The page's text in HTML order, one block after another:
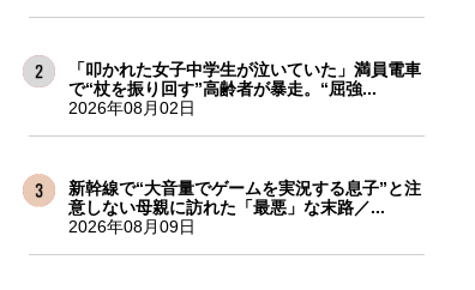
「叩かれた女子中学生が泣いていた」満員電車
で“杖を振り回す”高齢者が暴走。“屈強...
2026年08月02日
新幹線で“大音量でゲームを実況する息子”と注
意しない母親に訪れた「最悪」な末路／...
2026年08月09日